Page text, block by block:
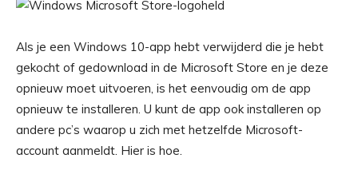
Als je een Windows 10-app hebt verwijderd die je hebt
gekocht of gedownload in de Microsoft Store en je deze
opnieuw moet uitvoeren, is het eenvoudig om de app
opnieuw te installeren. U kunt de app ook installeren op
andere pc’s waarop u zich met hetzelfde Microsoft-
account aanmeldt. Hier is hoe.